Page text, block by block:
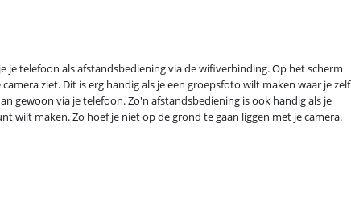
je telefoon als afstandsbediening via de wifiverbinding. Op het scherm
ziet. Dit is erg handig als je een groepsfoto wilt maken waar je zelf
gewoon via je telefoon. Zo'n afstandsbediening is ook handig als je
wilt maken. Zo hoef je niet op de grond te gaan liggen met je camera.